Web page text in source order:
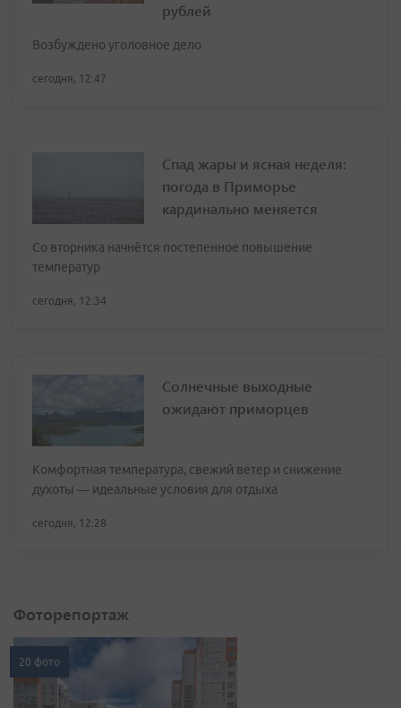
рублей
Возбуждено уголовное дело
сегодня, 12:47
Спад жары и ясная неделя:
погода в Приморье
кардинально меняется
Со вторника начнётся постепенное повышение
температур
сегодня, 12:34
Солнечные выходные
ожидают приморцев
Комфортная температура, свежий ветер и снижение
духоты — идеальные условия для отдыха
сегодня, 12:28
Фоторепортаж
20 фото